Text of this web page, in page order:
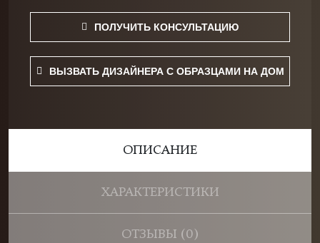
ПОЛУЧИТЬ КОНСУЛЬТАЦИЮ
ВЫЗВАТЬ ДИЗАЙНЕРА С ОБРАЗЦАМИ НА ДОМ
ОПИСАНИЕ
ХАРАКТЕРИСТИКИ
ОТЗЫВЫ (0)